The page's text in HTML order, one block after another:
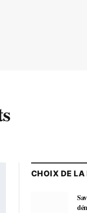
CHOIX DE LA